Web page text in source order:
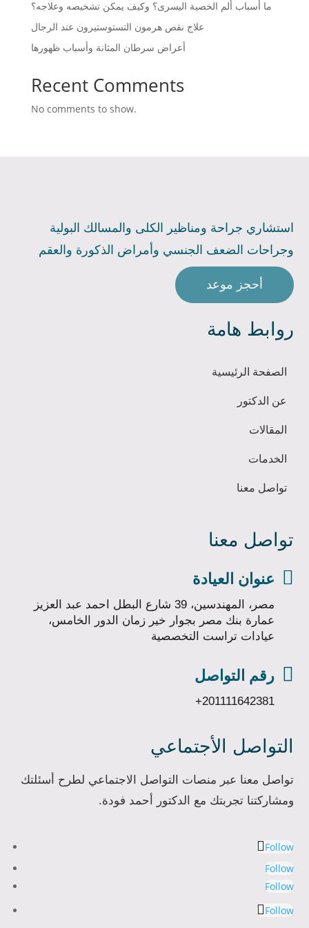
ما أسباب ألم الخصية اليسرى؟ وكيف يمكن تشخيصه وعلاجه؟
علاج نقص هرمون التستوستيرون عند الرجال
أعراض سرطان المثانة وأسباب ظهورها
Recent Comments
No comments to show.
التواصل الأجتماعي
تواصل معنا عبر منصات التواصل الاجتماعي لطرح أسئلتك
ومشاركتنا تجربتك مع الدكتور أحمد فودة.
Follow
Follow
Follow
Follow
تواصل معنا
 عنوان العيادة
مصر، المهندسين، 39 شارع البطل احمد عبد العزيز
عمارة بنك مصر بجوار خير زمان الدور الخامس،
عيادات تراست التخصصية
 رقم التواصل
+201111642381
روابط هامة
الصفحة الرئيسية
عن الدكتور
المقالات
الخدمات
تواصل معنا
استشاري جراحة ومناظير الكلى والمسالك البولية
وجراحات الضعف الجنسي وأمراض الذكورة والعقم
أحجز موعد